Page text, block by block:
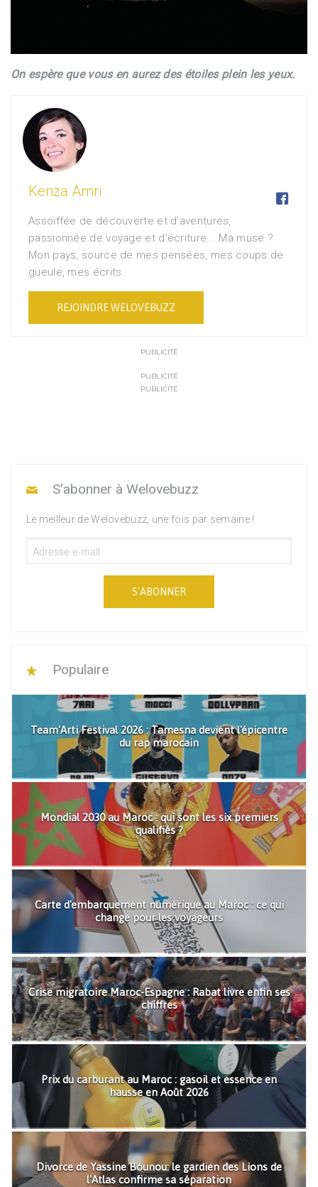
On espère que vous en aurez des étoiles plein les yeux.
Kenza Amri 
Assoiffée de découverte et d’aventures,
passionnée de voyage et d’écriture... Ma muse ?
Mon pays, source de mes pensées, mes coups de
gueule, mes écrits.
REJOINDRE WELOVEBUZZ
PUBLICITÉ
PUBLICITÉ
PUBLICITÉ
S'abonner à Welovebuzz
Le meilleur de Welovebuzz, une fois par semaine !
S'ABONNER
Populaire
Team'Arti Festival 2026 : Tamesna devient l'épicentre
du rap marocain
Mondial 2030 au Maroc : qui sont les six premiers
qualifiés ?
Carte d'embarquement numérique au Maroc : ce qui
change pour les voyageurs
Crise migratoire Maroc-Espagne : Rabat livre enfin ses
chiffres
Prix du carburant au Maroc : gasoil et essence en
hausse en Août 2026
Divorce de Yassine Bounou: le gardien des Lions de
l'Atlas confirme sa séparation